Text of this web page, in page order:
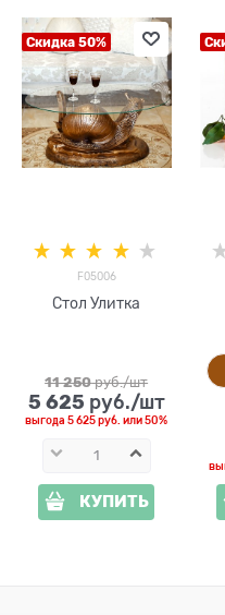
Скидка 50%
F05006
Стол Улитка
11 250 руб./шт
5 625 руб./шт
выгода5 625 руб. или50%
КУПИТЬ